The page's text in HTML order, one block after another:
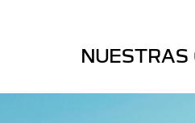
NUESTRAS